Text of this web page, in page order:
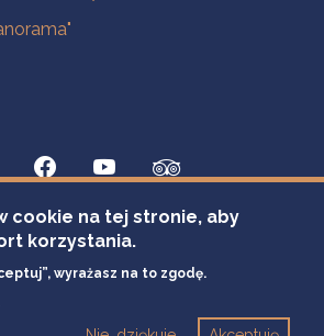
cookie na tej stronie, aby
korzystania.
wyrażasz na to zgodę.